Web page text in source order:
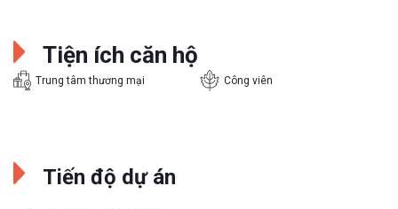
Tiện ích căn hộ
Trung tâm thương mại Công viên
Tiến độ dự án